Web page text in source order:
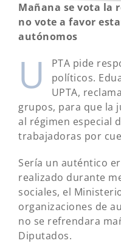
Mañana se vota la
no vote a favor
autónomos
U
PTA pide
políticos.
UPTA,
grupos, para que la
al régimen especial
trabajadoras por
Sería un auténtico
realizado durante
sociales, el
organizaciones de
no se refrendara
Diputados.